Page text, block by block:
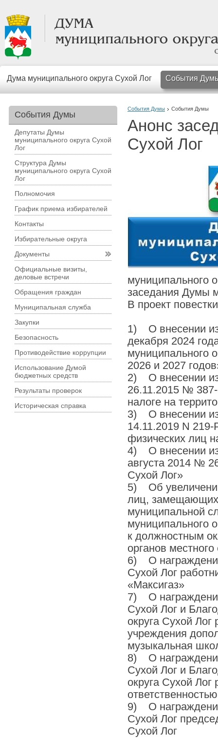
Дума муниципального округа Сухой Лог События
События Думы События Думы
Анонс
Сухой Лог
муниципального
заседания Думы
В проект
1) О внесении
декабря 2024
муниципального
2026 и 2027
2) О внесении
26.11.2015 №
налоге на
3) О внесении
14.11.2019 N
физических лиц
4) О внесении
августа 2014 №
Сухой Лог»
5) Об
лиц, замещающих
муниципальной
муниципального
к должностным
органов
6) О
Сухой Лог
«Максигаз»
7) О
Сухой Лог и
округа Сухой
учреждения
музыкальная
8) О
Сухой Лог и
округа Сухой Лог
9) О
Сухой Лог
Сухой Лог
События Думы
Депутаты Думы
муниципального округа Сухой
Лог
Структура Думы
муниципального округа Сухой
Лог
Полномочия
График приема избирателей
Контакты
Избирательные округа
Документы
Официальные визиты,
деловые встречи
Обращения граждан
Муниципальная служба
Закупки
Безопасность
Противодействие коррупции
Использование Думой
бюджетных средств
Результаты проверок
Историческая справка